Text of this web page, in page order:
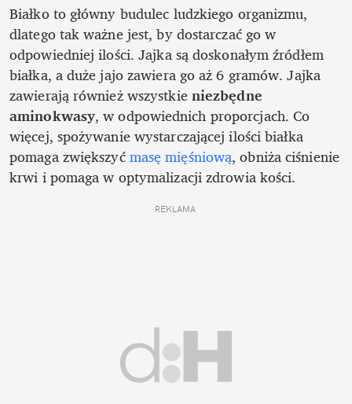
Białko to główny budulec ludzkiego organizmu,
dlatego tak ważne jest, by dostarczać go w
odpowiedniej ilości. Jajka są doskonałym źródłem
białka, a duże jajo zawiera go aż 6 gramów. Jajka
zawierają również wszystkie niezbędne
aminokwasy, w odpowiednich proporcjach. Co
więcej, spożywanie wystarczającej ilości białka
pomaga zwiększyć masę mięśniową, obniża ciśnienie
krwi i pomaga w optymalizacji zdrowia kości.
REKLAMA